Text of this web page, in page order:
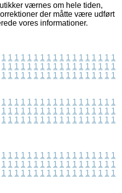
værnes om hele tiden,
der måtte være udført
vores informationer.
1 1 1 1 1 1 1 1 1 1 1 1 1 1 1 1 1 1
1 1 1 1 1 1 1 1 1 1 1 1 1 1 1 1 1 1
1 1 1 1 1 1 1 1 1 1 1 1 1 1 1 1 1 1
1 1 1 1 1 1 1 1 1 1 1 1 1 1 1 1 1 1
1 1 1 1 1 1 1 1 1 1 1 1 1 1 1 1 1 1
1 1 1 1 1 1 1 1 1 1 1 1 1 1 1 1 1 1
1 1 1 1 1 1 1 1 1 1 1 1 1 1 1 1 1 1
1 1 1 1 1 1 1 1 1 1 1 1 1 1 1 1 1 1
1 1 1 1 1 1 1 1 1 1 1 1 1 1 1 1 1 1